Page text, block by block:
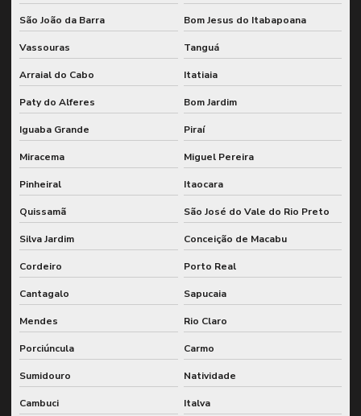
Inspeção nr13 em equipamentos industriais
Inspeção nr13 para vasos de pressão
Inspeção de segurança nr 13
Inspeção de segurança em vasos de pressão
Inspeção de sistemas de caldeiras e vasos de pressão
Inspeção de sistemas de engrenagem para fábricas
Inspeção de sistemas de engrenagem em moinhos
Inspeção de sistemas de engrenamento de moinhos industriais
Inspeção de sistemas de rotação e engrenagem
Inspeção de solda n1
São João da Barra Bom Jesus do Itabapoana
Vassouras Tanguá
Arraial do Cabo Itatiaia
Paty do Alferes Bom Jardim
Iguaba Grande Piraí
Miracema Miguel Pereira
Pinheiral Itaocara
Quissamã São José do Vale do Rio Preto
Silva Jardim Conceição de Macabu
Cordeiro Porto Real
Cantagalo Sapucaia
Mendes Rio Claro
Porciúncula Carmo
Sumidouro Natividade
Cambuci Italva